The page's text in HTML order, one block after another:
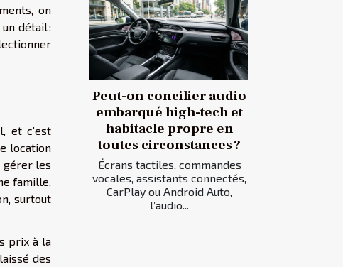
on
détail :
et c’est
location
gérer les
famille,
surtout
prix à la
des
Peut-on concilier audio
embarqué high-tech et
habitacle propre en
toutes circonstances ?
Écrans tactiles, commandes
vocales, assistants connectés,
CarPlay ou Android Auto,
l’audio...